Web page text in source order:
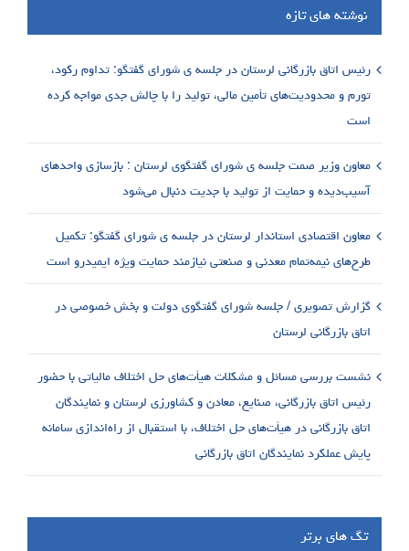
نوشته های تازه
رئیس اتاق بازرگانی لرستان در جلسه ی شورای گفتگو: تداوم رکود،
تورم و محدودیت‌های تأمین مالی، تولید را با چالش جدی مواجه کرده
است
معاون وزیر صمت جلسه ی شورای گفتگوی لرستان : بازسازی واحدهای
آسیب‌دیده و حمایت از تولید با جدیت دنبال می‌شود
معاون اقتصادی استاندار لرستان در جلسه ی شورای گفتگو: تکمیل
طرح‌های نیمه‌تمام معدنی و صنعتی نیازمند حمایت ویژه ایمیدرو است
گزارش تصویری / جلسه شورای گفتگوی دولت و بخش خصوصی در
اتاق بازرگانی لرستان
نشست بررسی مسائل و مشکلات هیأت‌های حل اختلاف مالیاتی با حضور
رئیس اتاق بازرگانی، صنایع، معادن و کشاورزی لرستان و نمایندگان
اتاق بازرگانی در هیأت‌های حل اختلاف، با استقبال از راه‌اندازی سامانه
پایش عملکرد نمایندگان اتاق بازرگانی
تگ های برتر